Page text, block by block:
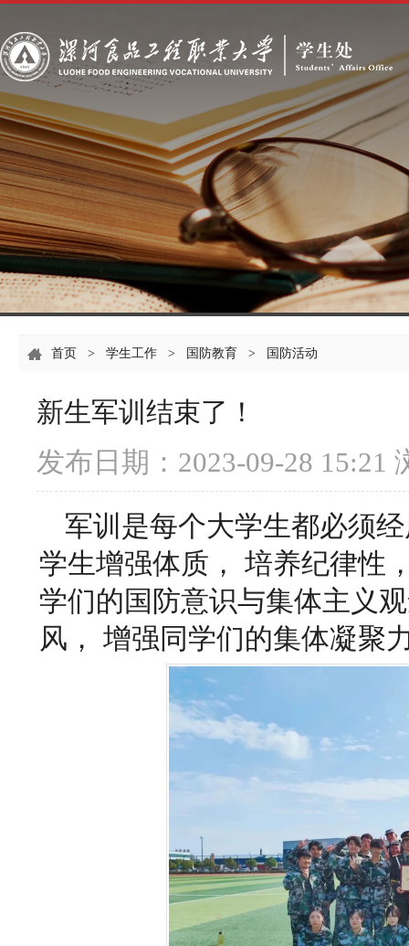
首页 > 学生工作 > 国防教育 > 国防活动
新生军训结束了！
发布日期：2023-09-28 15:21
军训是每个大学生都必须
学生增强体质， 培养纪律性
学们的国防意识与集体主义
风， 增强同学们的集体凝聚